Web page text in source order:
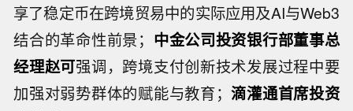
享了稳定币在跨境贸易中的实际应用及AI与Web3
结合的革命性前景； 中金公司投资银行部董事总
经理赵可强调，跨境支付创新技术发展过程中要
加强对弱势群体的赋能与教育； 滴灌通首席投资